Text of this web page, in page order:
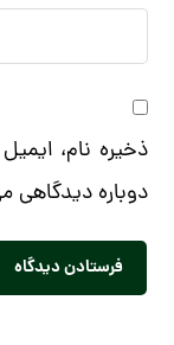
ذخیره نام،
دوباره دیدگاهی